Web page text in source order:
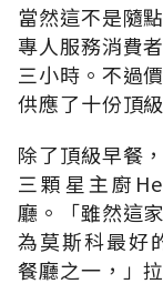
當然這不是隨
專人服務消費
三小時。不過
供應了十份頂
除了頂級早餐
三顆星主廚
廳。「雖然這
為莫斯科最好
餐廳之一，」